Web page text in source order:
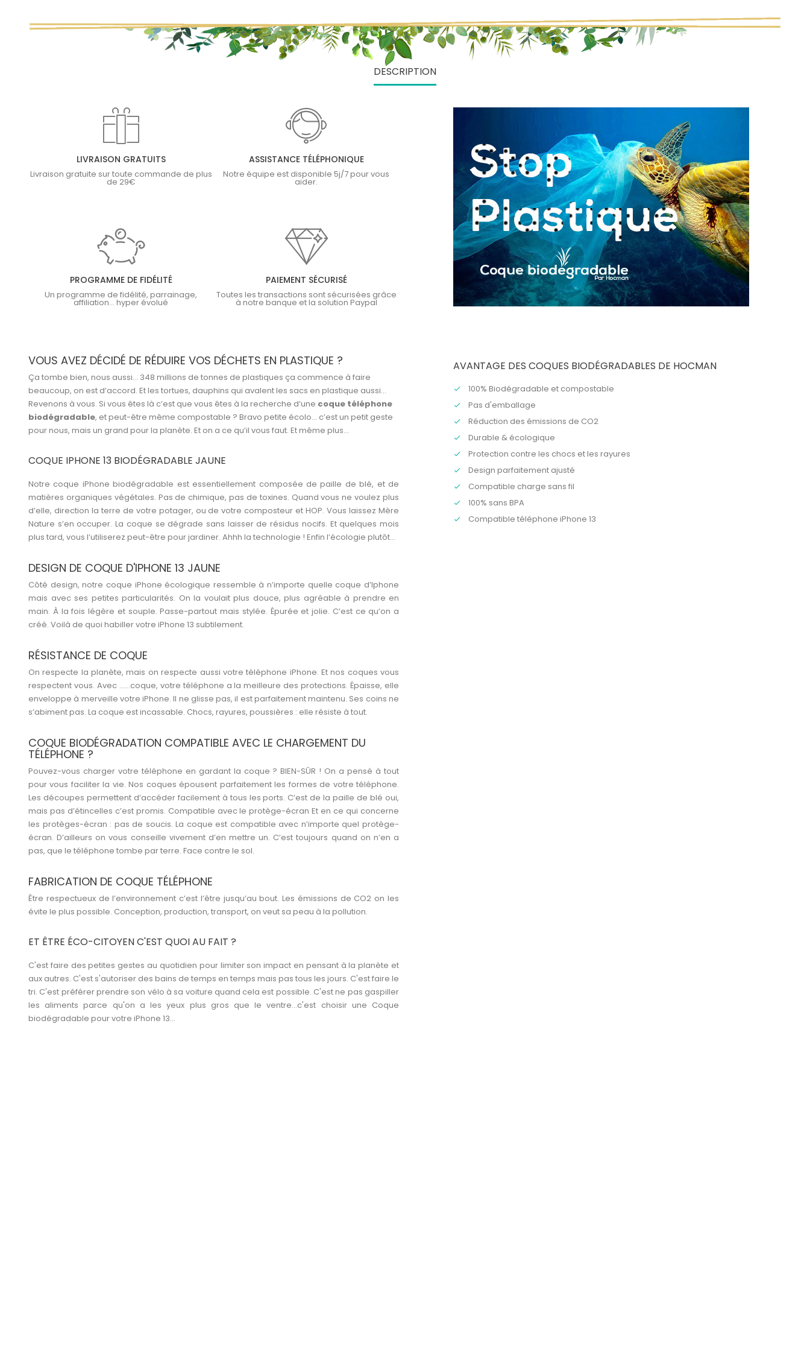
DESCRIPTION
LIVRAISON GRATUITS
Livraison gratuite sur toute commande de plus
de 29€
ASSISTANCE TÉLÉPHONIQUE
Notre équipe est disponible 5j/7 pour vous
aider.
PROGRAMME DE FIDÉLITÉ
Un programme de fidélité, parrainage,
affiliation... hyper évolué
PAIEMENT SÉCURISÉ
Toutes les transactions sont sécurisées grâce
à notre banque et la solution Paypal
VOUS AVEZ DÉCIDÉ DE RÉDUIRE VOS DÉCHETS EN PLASTIQUE ?
Ça tombe bien, nous aussi… 348 millions de tonnes de plastiques ça commence à faire
beaucoup, on est d’accord. Et les tortues, dauphins qui avalent les sacs en plastique aussi…
Revenons à vous. Si vous êtes là c’est que vous êtes à la recherche d’une coque téléphone
biodégradable, et peut-être même compostable ? Bravo petite écolo… c’est un petit geste
pour nous, mais un grand pour la planète. Et on a ce qu’il vous faut. Et même plus…
COQUE IPHONE 13 BIODÉGRADABLE JAUNE
Notre coque iPhone biodégradable est essentiellement composée de paille de blé, et de
matières organiques végétales. Pas de chimique, pas de toxines. Quand vous ne voulez plus
d’elle, direction la terre de votre potager, ou de votre composteur et HOP. Vous laissez Mère
Nature s’en occuper. La coque se dégrade sans laisser de résidus nocifs. Et quelques mois
plus tard, vous l’utiliserez peut-être pour jardiner. Ahhh la technologie ! Enfin l’écologie plutôt...
DESIGN DE COQUE D'IPHONE 13 JAUNE
Côté design, notre coque iPhone écologique ressemble à n’importe quelle coque d’Iphone
mais avec ses petites particularités. On la voulait plus douce, plus agréable à prendre en
main. À la fois légère et souple. Passe-partout mais stylée. Épurée et jolie. C’est ce qu’on a
créé. Voilà de quoi habiller votre iPhone 13 subtilement.
RÉSISTANCE DE COQUE
On respecte la planète, mais on respecte aussi votre téléphone iPhone. Et nos coques vous
respectent vous. Avec ……coque, votre téléphone a la meilleure des protections. Épaisse, elle
enveloppe à merveille votre iPhone. Il ne glisse pas, il est parfaitement maintenu. Ses coins ne
s’abiment pas. La coque est incassable. Chocs, rayures, poussières : elle résiste à tout.
COQUE BIODÉGRADATION COMPATIBLE AVEC LE CHARGEMENT DU
TÉLÉPHONE ?
Pouvez-vous charger votre téléphone en gardant la coque ? BIEN-SÛR ! On a pensé à tout
pour vous faciliter la vie. Nos coques épousent parfaitement les formes de votre téléphone.
Les découpes permettent d’accéder facilement à tous les ports. C’est de la paille de blé oui,
mais pas d’étincelles c’est promis. Compatible avec le protège-écran Et en ce qui concerne
les protèges-écran : pas de soucis. La coque est compatible avec n’importe quel protège-
écran. D’ailleurs on vous conseille vivement d’en mettre un. C’est toujours quand on n’en a
pas, que le téléphone tombe par terre. Face contre le sol.
FABRICATION DE COQUE TÉLÉPHONE
Être respectueux de l’environnement c’est l’être jusqu’au bout. Les émissions de CO2 on les
évite le plus possible. Conception, production, transport, on veut sa peau à la pollution.
ET ÊTRE ÉCO-CITOYEN C'EST QUOI AU FAIT ?
C'est faire des petites gestes au quotidien pour limiter son impact en pensant à la planète et
aux autres. C'est s'autoriser des bains de temps en temps mais pas tous les jours. C'est faire le
tri. C'est préférer prendre son vélo à sa voiture quand cela est possible. C'est ne pas gaspiller
les aliments parce qu'on a les yeux plus gros que le ventre...c'est choisir une Coque
biodégradable pour votre iPhone 13...
AVANTAGE DES COQUES BIODÉGRADABLES DE HOCMAN
100% Biodégradable et compostable
Pas d'emballage
Réduction des émissions de CO2
Durable & écologique
Protection contre les chocs et les rayures
Design parfaitement ajusté
Compatible charge sans fil
100% sans BPA
Compatible téléphone iPhone 13